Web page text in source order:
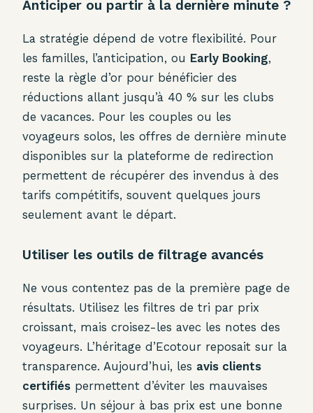
Anticiper ou partir à la dernière minute ?
La stratégie dépend de votre flexibilité. Pour
les familles, l’anticipation, ou Early Booking,
reste la règle d’or pour bénéficier des
réductions allant jusqu’à 40 % sur les clubs
de vacances. Pour les couples ou les
voyageurs solos, les offres de dernière minute
disponibles sur la plateforme de redirection
permettent de récupérer des invendus à des
tarifs compétitifs, souvent quelques jours
seulement avant le départ.
Utiliser les outils de filtrage avancés
Ne vous contentez pas de la première page de
résultats. Utilisez les filtres de tri par prix
croissant, mais croisez-les avec les notes des
voyageurs. L’héritage d’Ecotour reposait sur la
transparence. Aujourd’hui, les avis clients
certifiés permettent d’éviter les mauvaises
surprises. Un séjour à bas prix est une bonne